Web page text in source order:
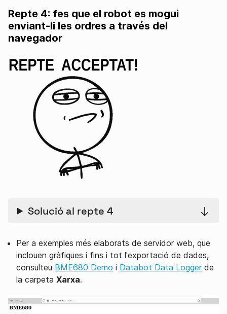
Repte 4: fes que el robot es mogui
enviant-li les ordres a través del
navegador
Solució al repte 4
Per a exemples més elaborats de servidor web, que
inclouen gràfiques i fins i tot l'exportació de dades,
consulteu BME680 Demo i Databot Data Loggerde
la carpeta Xarxa.